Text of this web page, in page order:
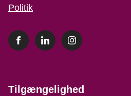
Politik
Tilgængelighed